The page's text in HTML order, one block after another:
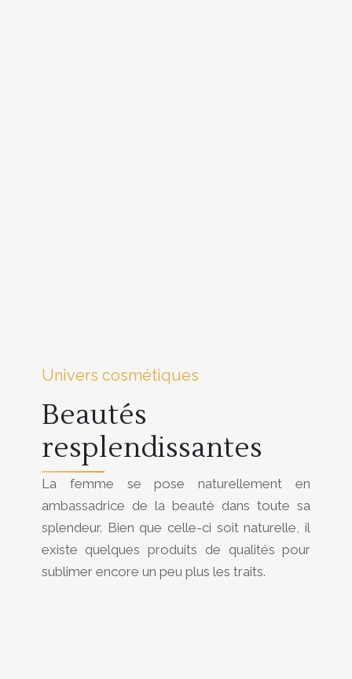
Univers cosmétiques
Beautés
resplendissantes
La femme se pose naturellement en
ambassadrice de la beauté dans toute sa
splendeur. Bien que celle-ci soit naturelle, il
existe quelques produits de qualités pour
sublimer encore un peu plus les traits.